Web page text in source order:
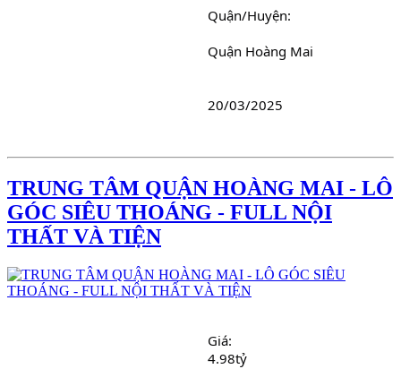
Quận/Huyện:
							Quận Hoàng Mai
20/03/2025
TRUNG TÂM QUẬN HOÀNG MAI - LÔ
GÓC SIÊU THOÁNG - FULL NỘI
THẤT VÀ TIỆN
Giá:
4.98tỷ